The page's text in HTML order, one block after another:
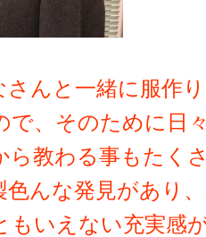
さんと一緒に服作
で、そのために日
ら教わる事もたく
色んな発見があり
もいえない充実感